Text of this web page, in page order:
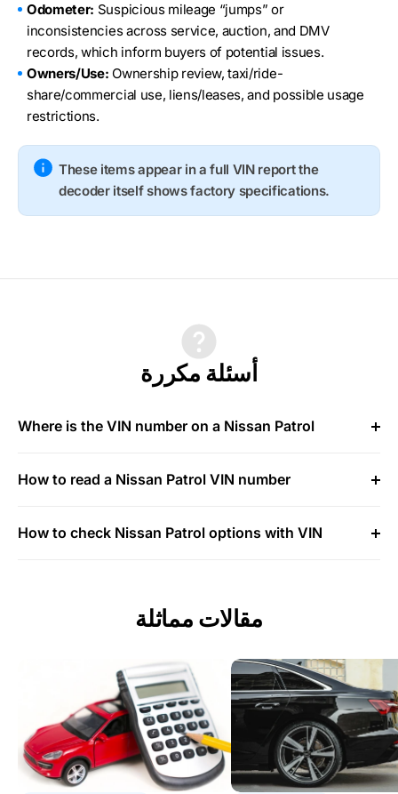
Odometer: Suspicious mileage “jumps” or
inconsistencies across service, auction, and DMV
records, which inform buyers of potential issues.
Owners/Use: Ownership review, taxi/ride-
share/commercial use, liens/leases, and possible usage
restrictions.
These items appear in a full VIN report the
decoder itself shows factory specifications.
أسئلة مكررة
Where is the VIN number on a Nissan Patrol
How to read a Nissan Patrol VIN number
How to check Nissan Patrol options with VIN
مقالات مماثلة